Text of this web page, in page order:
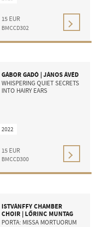
15 EUR
BMCCD302
GÁBOR GADÓ | JÁNOS ÁVÉD
WHISPERING QUIET SECRETS
INTO HAIRY EARS
15 EUR
BMCCD300
2022
ISTVÁNFFY CHAMBER
CHOIR | LŐRINC MUNTAG
PORTA: MISSA MORTUORUM